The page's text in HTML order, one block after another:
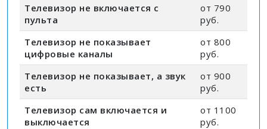
Телевизор не включается с
пульта
от 790
руб.
Телевизор не показывает
цифровые каналы
от 800
руб.
Телевизор не показывает, а звук
есть
от 900
руб.
Телевизор сам включается и
выключается
от 1100
руб.